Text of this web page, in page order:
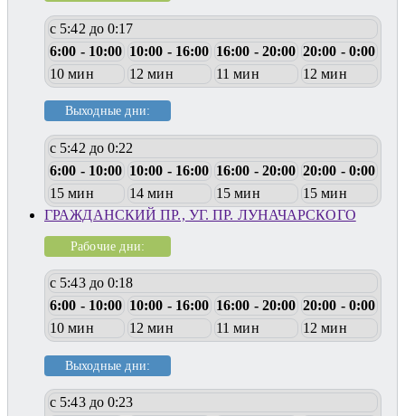
с 5:42 до 0:17
6:00 - 10:00 10:00 - 16:00 16:00 - 20:00 20:00 - 0:00
10 мин
12 мин 11 мин 12 мин
Выходные дни:
с 5:42 до 0:22
6:00 - 10:00 10:00 - 16:00 16:00 - 20:00 20:00 - 0:00
15 мин
14 мин 15 мин
15 мин
ГРАЖДАНСКИЙ ПР., УГ. ПР. ЛУНАЧАРСКОГО
Рабочие дни:
с 5:43 до 0:18
6:00 - 10:00 10:00 - 16:00 16:00 - 20:00 20:00 - 0:00
10 мин
12 мин 11 мин 12 мин
Выходные дни:
с 5:43 до 0:23